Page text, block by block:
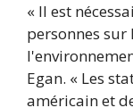
« Il est
personnes
Egan. « Les
américain et